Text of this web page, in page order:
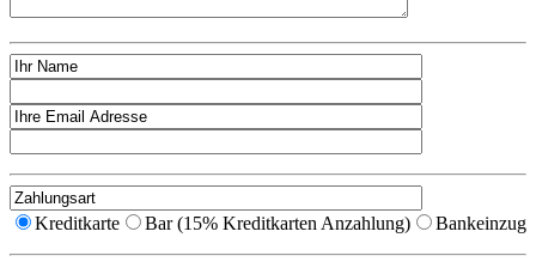
Kreditkarte Bar (15% Kreditkarten Anzahlung) Bankeinzug